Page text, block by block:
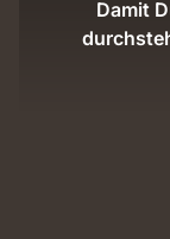
Damit